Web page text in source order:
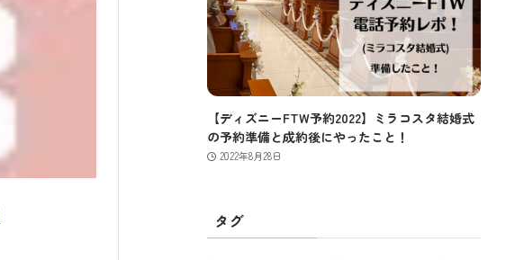
【ディズニーFTW予約2022】ミラコスタ結婚式
の予約準備と成約後にやったこと！
2022年8月28日
タグ